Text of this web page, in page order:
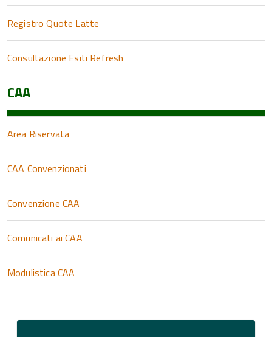
Registro Quote Latte
Consultazione Esiti Refresh
CAA
Area Riservata
CAA Convenzionati
Convenzione CAA
Comunicati ai CAA
Modulistica CAA